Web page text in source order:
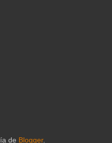
de Blogger.